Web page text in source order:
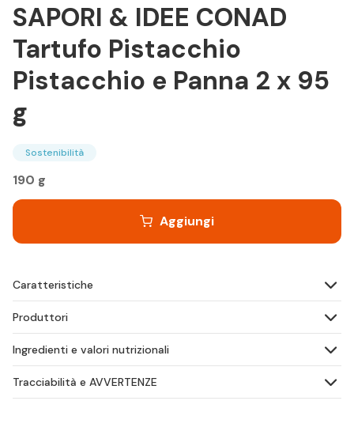
SAPORI & IDEE CONAD
Tartufo Pistacchio
Pistacchio e Panna 2 x 95
g
Sostenibilità
190 g
Aggiungi
Caratteristiche
Produttori
Ingredienti e valori nutrizionali
Tracciabilità e AVVERTENZE